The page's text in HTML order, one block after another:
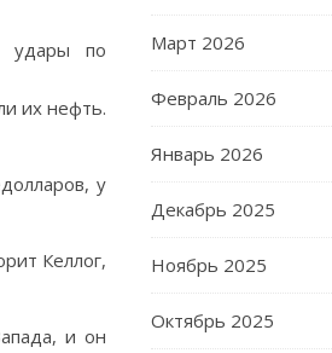
удары по
их нефть.
у
Келлог,
и он
Март 2026
Февраль 2026
Январь 2026
Декабрь 2025
Ноябрь 2025
Октябрь 2025